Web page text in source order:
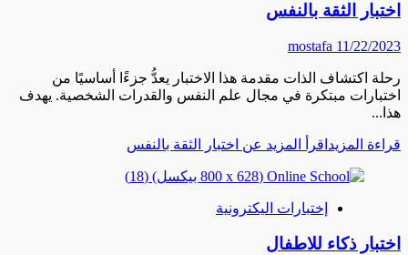
اختبار الثقة بالنفس
mostafa 11/22/2023
رحلة اكتشاف الذات مقدمة هذا الاختبار يعدُّ جزءًا أساسيًا من
اختبارات مبتكرة في مجال علم النفس والقدرات الشخصية. يهدف
هذا...
قراءة المزيد اقرأ المزيد عن اختبار الثقة بالنفس
إختبارات اليكترونية
اختبار ذكاء للاطفال